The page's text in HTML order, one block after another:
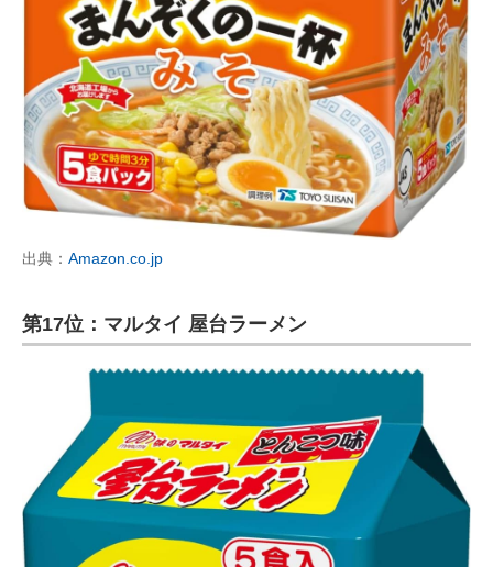
出典： Amazon.co.jp
第17位：マルタイ 屋台ラーメン